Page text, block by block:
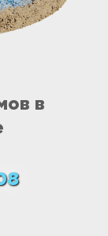
в